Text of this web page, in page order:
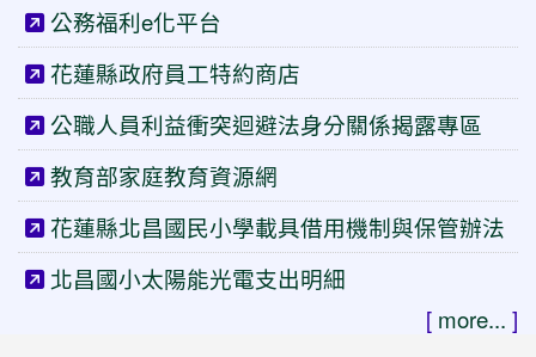
公務福利e化平台
花蓮縣政府員工特約商店
公職人員利益衝突迴避法身分關係揭露專區
教育部家庭教育資源網
花蓮縣北昌國民小學載具借用機制與保管辦法
北昌國小太陽能光電支出明細
[ more... ]